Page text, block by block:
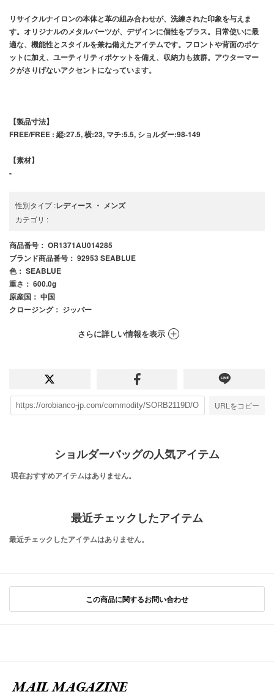
リサイクルナイロンの本体と革の組み合わせが、洗練された印象を与えま
す。オリジナルのメタルパーツが、デザインに個性をプラス。日常使いに最
適な、機能性とスタイルを兼ね備えたアイテムです。フロントや背面のポケ
ットに加え、ユーティリティポケットを備え、収納力も抜群。アウターマー
クがさりげないアクセントになっています。
【製品寸法】
FREE/FREE : 縦:27.5, 横:23, マチ:5.5, ショルダー:98-149
【素材】
-
性別タイプ:レディース ・ メンズ
カテゴリ :
商品番号 ： OR1371AU014285
ブランド商品番号 ： 92953 SEABLUE
色： SEABLUE
重さ ： 600.0g
原産国 ： 中国
クロージング： ジッパー
さらに詳しい情報を表示
URLをコピー
ショルダーバッグの人気アイテム
現在おすすめアイテムはありません。
最近チェックしたアイテム
最近チェックしたアイテムはありません。
この商品に関するお問い合わせ
MAIL MAGAZINE